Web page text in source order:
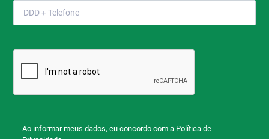
Ao informar meus dados, eu concordo com a Política de